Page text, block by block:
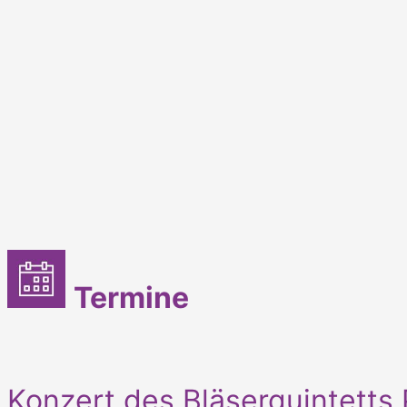
Termine
Konzert des Bläserquintetts